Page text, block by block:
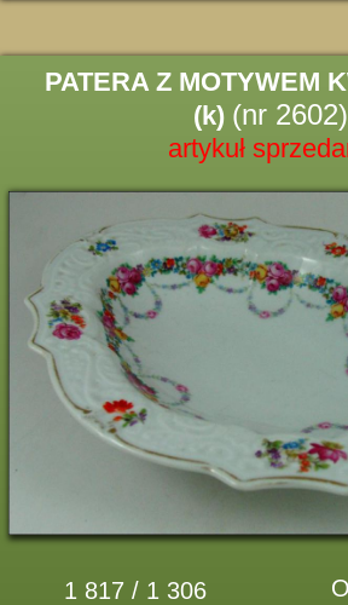
PATERA Z MOTYWEM
(k) (nr 2602)
artykuł
1 817 / 1 306